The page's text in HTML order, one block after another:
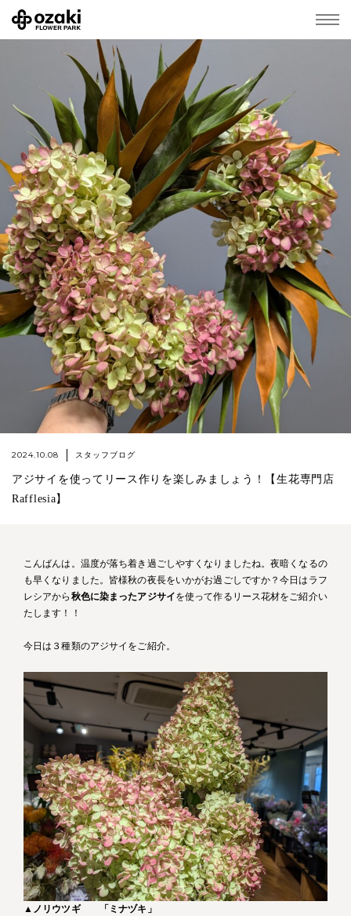
2024.10.08 スタッフブログ
アジサイを使ってリース作りを楽しみましょう！【生花専門店
Rafflesia】
こんばんは。温度が落ち着き過ごしやすくなりましたね。夜暗くなるの
も早くなりました。皆様秋の夜長をいかがお過ごしですか？今日はラフ
レシアから 秋色に染まったアジサイを使って作るリース花材をご紹介い
たします！！
今日は３種類のアジサイをご紹介。
▲ ノリウツギ 「ミナヅキ」